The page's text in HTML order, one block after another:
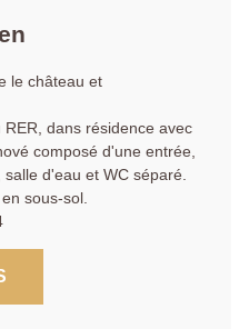
le château et
dans résidence avec
composé d'une entrée,
d'eau et WC séparé.
sous-sol.